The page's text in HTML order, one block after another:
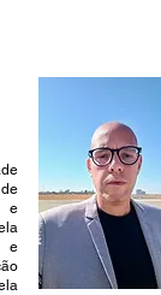
e
e